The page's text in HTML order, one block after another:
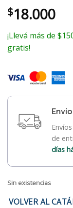
$18.000
¡Llevá más de
gratis!
de
días
Sin existencias
VOLVER AL